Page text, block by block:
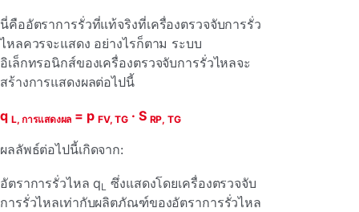
นี่คืออัตราการรั่วที่แท้จริงที่เครื่องตรวจจับการรั่ว
ไหลควรจะแสดง อย่างไรก็ตาม ระบบ
อิเล็กทรอนิกส์ของเครื่องตรวจจับการรั่วไหลจะ
สร้างการแสดงผลต่อไปนี้
q L, การแสดงผล = p FV, TG · S RP, TG
ผลลัพธ์ต่อไปนี้เกิดจาก:
อัตราการรั่วไหล qL ซึ่งแสดงโดยเครื่องตรวจจับ
การรั่วไหลเท่ากับผลิตภัณฑ์ของอัตราการรั่วไหล